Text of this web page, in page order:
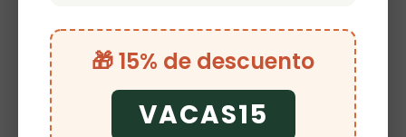
Buscar
por:
Buscar
🎁 15% de descuento
VACAS15